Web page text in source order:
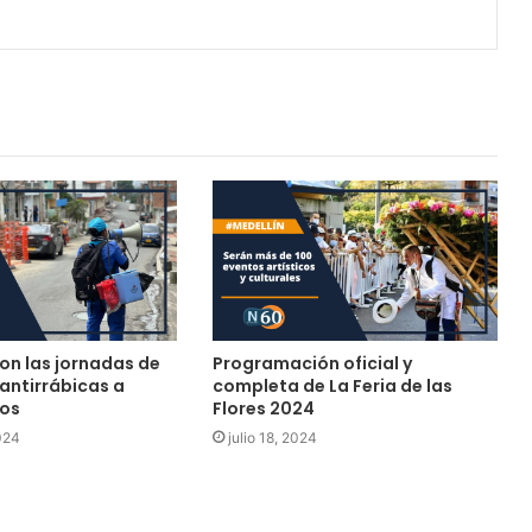
las jornadas de
a
Programación oficial y
completa de La Feria de las
Flores 2024
julio 18, 2024